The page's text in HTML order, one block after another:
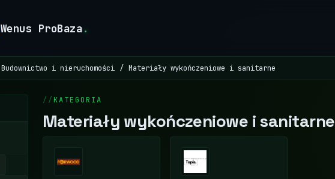
Wenus ProBaza.
Budownictwo i nieruchomości Materiały wykończeniowe i sanitarne
KATEGORIA
Materiały wykończeniowe i sanitarne